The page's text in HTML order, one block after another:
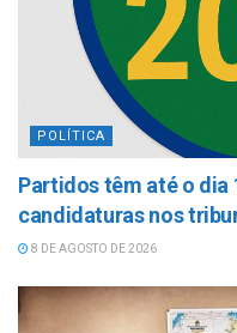
POLÍTICA
Partidos têm até o dia
candidaturas nos
8 DE AGOSTO DE 2026